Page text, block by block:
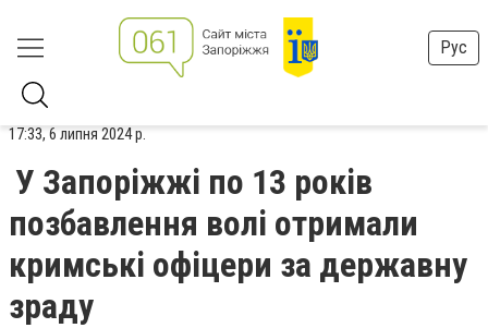
Рус
17:33, 6 липня 2024 р.
У Запоріжжі по 13 років
позбавлення волі отримали
кримські офіцери за державну
зраду